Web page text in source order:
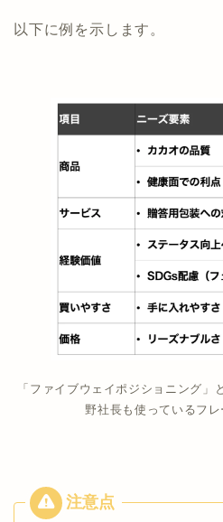
以下に例を示します。
「ファイブウェイポジショニング」
野社長も使っているフレ